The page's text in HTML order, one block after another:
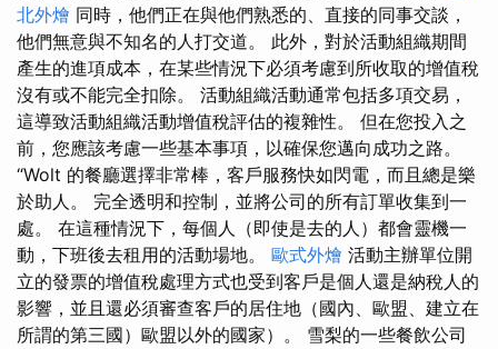
北外燴 同時，他們正在與他們熟悉的、直接的同事交談，
他們無意與不知名的人打交道。 此外，對於活動組織期間
產生的進項成本，在某些情況下必須考慮到所收取的增值稅
沒有或不能完全扣除。 活動組織活動通常包括多項交易，
這導致活動組織活動增值稅評估的複雜性。 但在您投入之
前，您應該考慮一些基本事項，以確保您邁向成功之路。
“Wolt 的餐廳選擇非常棒，客戶服務快如閃電，而且總是樂
於助人。 完全透明和控制，並將公司的所有訂單收集到一
處。 在這種情況下，每個人（即使是去的人）都會靈機一
動，下班後去租用的活動場地。 歐式外燴 活動主辦單位開
立的發票的增值稅處理方式也受到客戶是個人還是納稅人的
影響，並且還必須審查客戶的居住地（國內、歐盟、建立在
所謂的第三國）歐盟以外的國家）。 雪梨的一些餐飲公司